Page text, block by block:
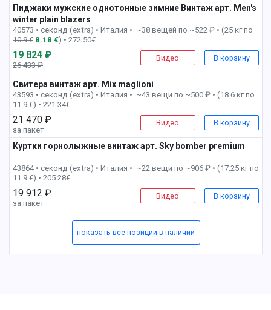
Пиджаки мужские однотонные зимние Винтаж арт. Men's
winter plain blazers
40573 • секонд (extra) • Италия • ~38 вещей по ~522 ₽ • (25 кг по
10.9 € 8.18 €) • 272.50€
19 824 ₽
26 433 ₽
Видео В корзину
Свитера винтаж арт. Mix maglioni
43593 • секонд (extra) • Италия • ~43 вещи по ~500 ₽ • (18.6 кг по
11.9 €) • 221.34€
21 470 ₽
за пакет
Видео В корзину
Куртки горнолыжные винтаж арт. Sky bomber premium
43864 • секонд (extra) • Италия • ~22 вещи по ~906 ₽ • (17.25 кг по
11.9 €) • 205.28€
19 912 ₽
за пакет
Видео В корзину
показать все позиции в наличии